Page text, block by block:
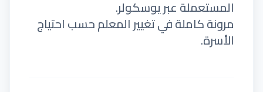
المستعملة عبر يوسكولر.
مرونة كاملة في تغيير المعلم حسب احتياج
الأسرة.